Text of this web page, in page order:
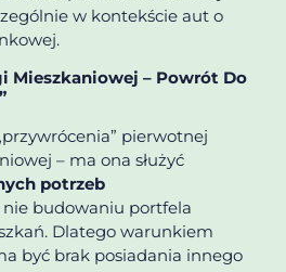
w kontekście aut o
Mieszkaniowej – Powrót Do
pierwotnej
– ma ona służyć
potrzeb
nie budowaniu portfela
Dlatego warunkiem
być brak posiadania innego